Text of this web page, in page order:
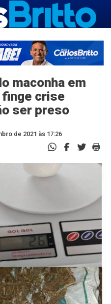
maconha em
finge crise
ser preso
de 2021 às 17:26